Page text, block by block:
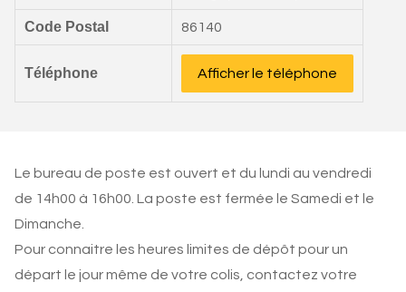
Code Postal 86140
Téléphone Afficher le téléphone
Le bureau de poste est ouvert et du lundi au vendredi
de 14h00 à 16h00. La poste est fermée le Samedi et le
Dimanche.
Pour connaitre les heures limites de dépôt pour un
départ le jour même de votre colis, contactez votre